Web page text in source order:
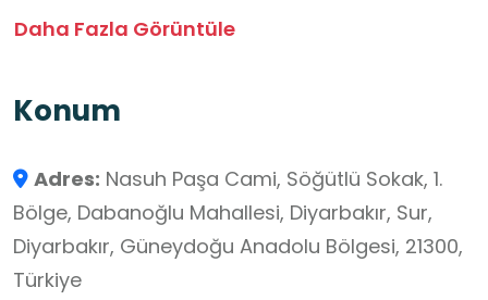
Yüzyılı Maarif Modeli'nin köklerden geleceğe
tanımaları için değerli bir öğrenme ortamıdır.
edilmesi ve yıkılan minaresinin onarılarak
yeniden ayağa kaldırılması, modelin
temelindeki değerler eğitimi bağlamında
öğrencilerimize vefa, dayanıklılık ve kültürel
Daha Fazla Görüntüle
Konum
Adres: Nasuh Paşa Cami, Söğütlü Sokak, 1.
Bölge, Dabanoğlu Mahallesi, Diyarbakır, Sur,
Diyarbakır, Güneydoğu Anadolu Bölgesi, 21300,
Türkiye